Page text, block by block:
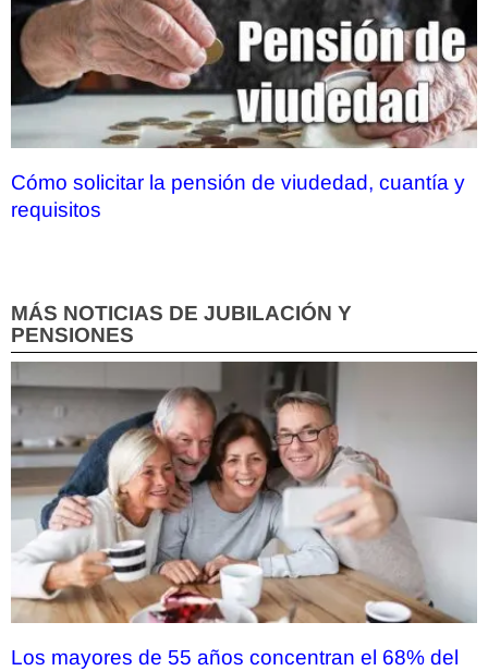
Cómo solicitar la pensión de viudedad, cuantía y
requisitos
MÁS NOTICIAS DE JUBILACIÓN Y
PENSIONES
Los mayores de 55 años concentran el 68% del